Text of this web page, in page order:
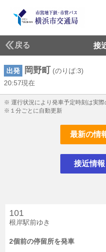
戻る 接
出発 岡野町
(のりば:3)
20:57現在
※ 運行状況により発車予定時刻は実際
※１分ごとに自動更新
最新の情
接近情
101
根岸駅前ゆき
2個前の停留所を発車